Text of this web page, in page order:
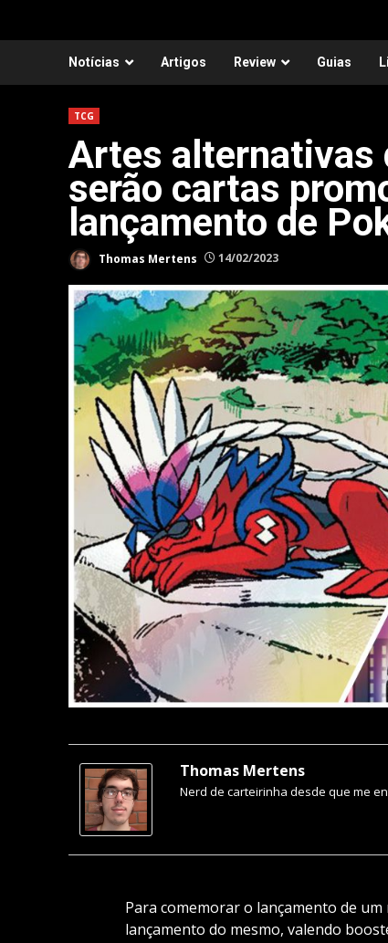
Notícias Artigos Review Guias
TCG
Artes alternativas
serão cartas
lançamento de
Thomas Mertens 14/02/2023
Thomas Mertens
Nerd de carteirinha desde que me
Para comemorar o lançamento de
lançamento do mesmo, valendo